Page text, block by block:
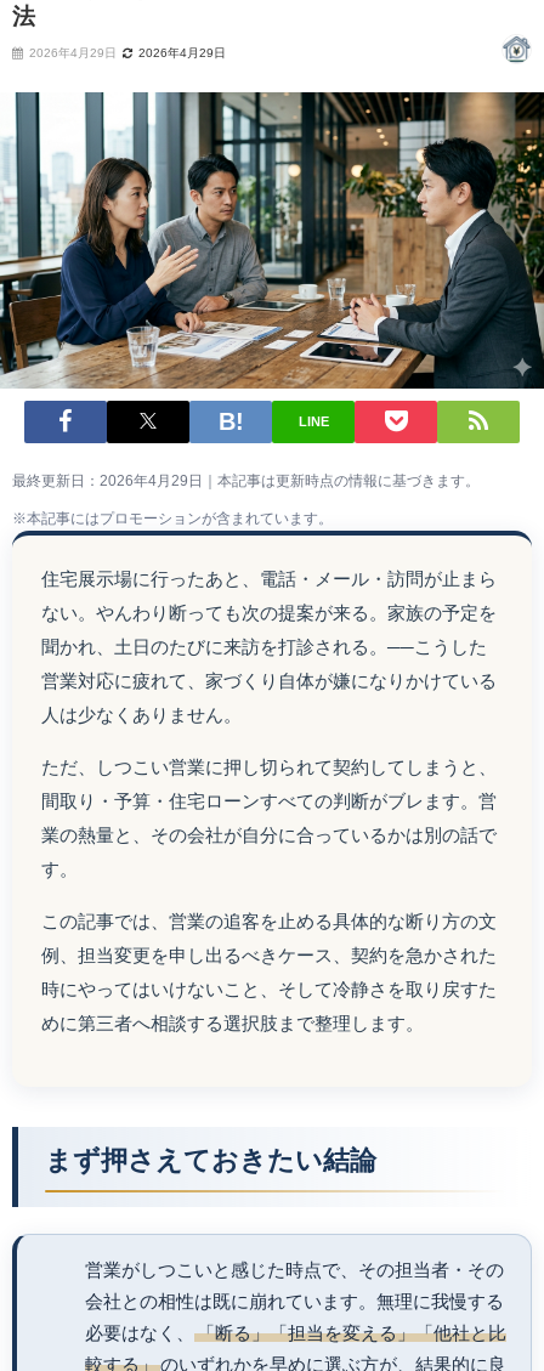
法
2026年4月29日 2026年4月29日
LINE
最終更新日：2026年4月29日｜本記事は更新時点の情報に基づきます。
※本記事にはプロモーションが含まれています。
住宅展示場に行ったあと、電話・メール・訪問が止まら
ない。やんわり断っても次の提案が来る。家族の予定を
聞かれ、土日のたびに来訪を打診される。──こうした
営業対応に疲れて、家づくり自体が嫌になりかけている
人は少なくありません。
ただ、しつこい営業に押し切られて契約してしまうと、
間取り・予算・住宅ローンすべての判断がブレます。営
業の熱量と、その会社が自分に合っているかは別の話で
す。
この記事では、営業の追客を止める具体的な断り方の文
例、担当変更を申し出るべきケース、契約を急かされた
時にやってはいけないこと、そして冷静さを取り戻すた
めに第三者へ相談する選択肢まで整理します。
まず押さえておきたい結論
営業がしつこいと感じた時点で、その担当者・その
会社との相性は既に崩れています。無理に我慢する
必要はなく、
「断る」「担当を変える」「他社と比
較する」のいずれかを早めに選ぶ方が、結果的に良